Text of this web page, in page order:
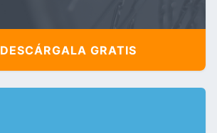
DESCÁRGALA GRATIS